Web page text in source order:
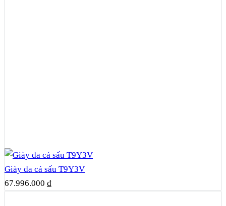
Giày da cá sấu T9Y3V
67.996.000 ₫